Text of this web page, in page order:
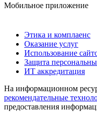
Мобильное приложение
Этика и комплаенс
Оказание услуг
Использование
Защита
ИТ аккредитация
На информационном
рекомендательные
предоставления